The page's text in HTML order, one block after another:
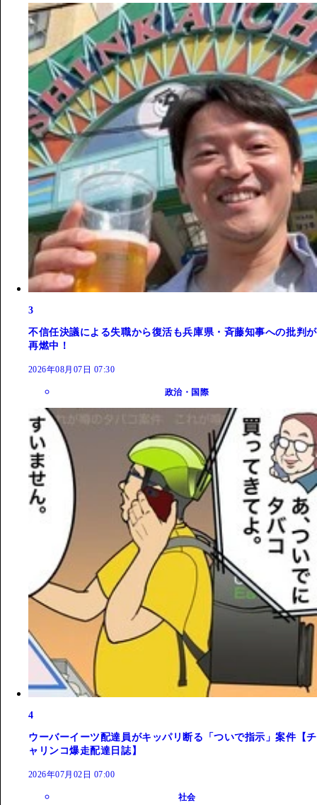
3
不信任決議による失職から復活も兵庫県・斉藤知事への批判が
再燃中！
2026年08月07日 07:30
政治・国際
4
ウーバーイーツ配達員がキッパリ断る「ついで指示」案件【チ
ャリンコ爆走配達日誌】
2026年07月02日 07:00
社会